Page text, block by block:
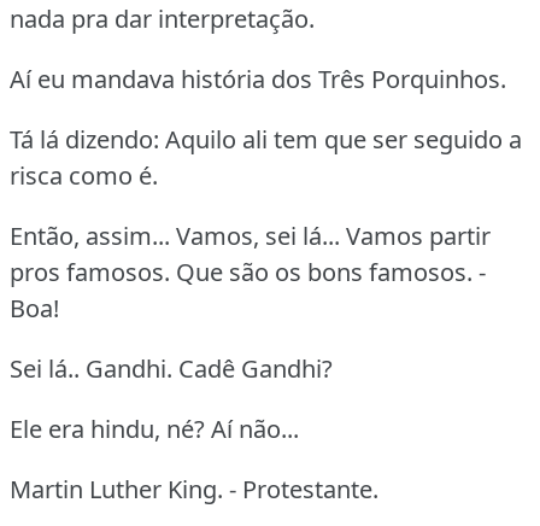
nada pra dar interpretação.
Aí eu mandava história dos Três Porquinhos.
Tá lá dizendo: Aquilo ali tem que ser seguido a
risca como é.
Então, assim... Vamos, sei lá... Vamos partir
pros famosos. Que são os bons famosos. -
Boa!
Sei lá.. Gandhi. Cadê Gandhi?
Ele era hindu, né? Aí não...
Martin Luther King. - Protestante.